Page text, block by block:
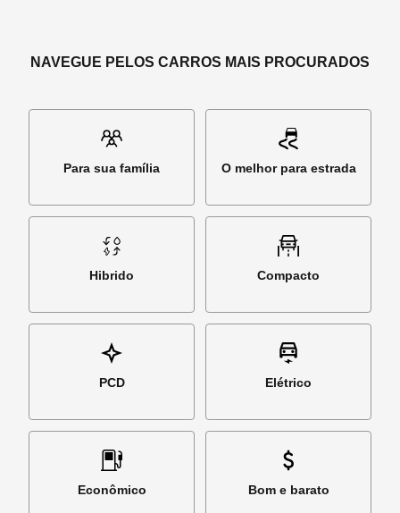
NAVEGUE PELOS CARROS MAIS PROCURADOS
Para sua família O melhor para estrada
Hibrido Compacto
PCD Elétrico
Econômico Bom e barato